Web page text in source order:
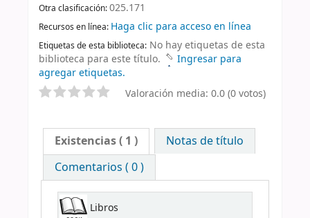
Otra clasificación:025.171
Recursos en línea: Haga clic para acceso en línea
Etiquetas de esta biblioteca: No hay etiquetas de esta
biblioteca para este título.
Ingresar para
agregar etiquetas.
Valoración media: 0.0 (0 votos)
Existencias( 1 )
Notas de título
Comentarios ( 0 )
Libros